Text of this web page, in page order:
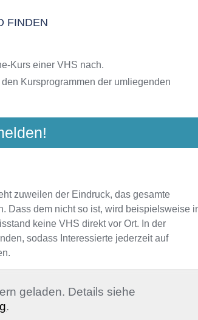
FINDEN
Kurs einer VHS nach.
Kursprogrammen der umliegenden
zuweilen der Eindruck, das gesamte
Dass dem nicht so ist, wird beispielsweise
keine VHS direkt vor Ort. In der
sodass Interessierte jederzeit auf
geladen. Details siehe
.